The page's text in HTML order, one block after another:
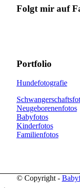
Folgt mir auf
Portfolio
Hundefotografie
Neugeborenenfotos
Babyfotos
Kinderfotos
Familienfotos
© Copyright -